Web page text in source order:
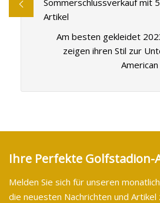
Sommerschlussverkauf mit
Artikel
Am besten gekleidet
zeigen ihren Stil zur
Ihre Perfekte Golfstadion-
Melden Sie sich für unseren
die neuesten Nachrichten und Artikel